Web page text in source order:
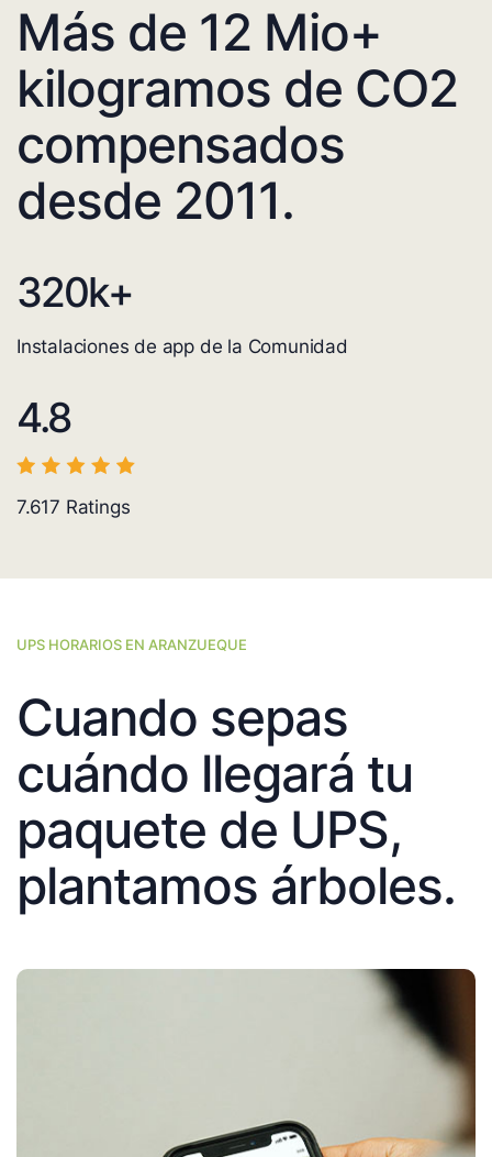
Más de 12 Mio+
kilogramos de CO2
compensados
desde 2011.
320k+
Instalaciones de app de la Comunidad
4.8
7.617 Ratings
UPS HORARIOS EN ARANZUEQUE
Cuando sepas
cuándo llegará tu
paquete de UPS,
plantamos árboles.